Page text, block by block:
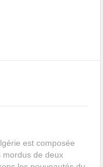
est composée
mordus de deux